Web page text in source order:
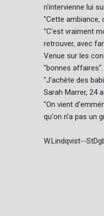
n'intervienne lui
"Cette ambiance,
"C'est vraiment
retrouver, avec
Venue sur les
"bonnes
"J'achète des
Sarah Marrer, 24
"On vient
qu'on n'a pas un
W.Lindqvist--